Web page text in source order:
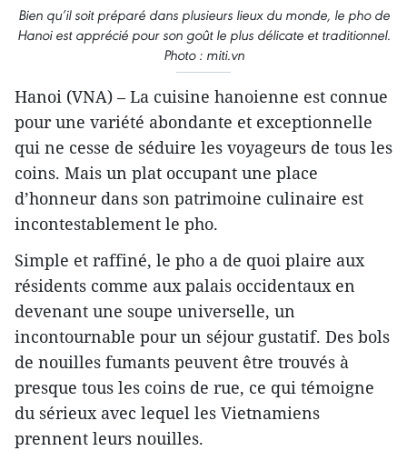
Bien qu’il soit préparé dans plusieurs lieux du monde, le pho de
Hanoi est apprécié pour son goût le plus délicate et traditionnel.
Photo : miti.vn
Hanoi (VNA) – La cuisine hanoienne est connue
pour une variété abondante et exceptionnelle
qui ne cesse de séduire les voyageurs de tous les
coins. Mais un plat occupant une place
d’honneur dans son patrimoine culinaire est
incontestablement le pho.
Simple et raffiné, le pho a de quoi plaire aux
résidents comme aux palais occidentaux en
devenant une soupe universelle, un
incontournable pour un séjour gustatif. Des bols
de nouilles fumants peuvent être trouvés à
presque tous les coins de rue, ce qui témoigne
du sérieux avec lequel les Vietnamiens
prennent leurs nouilles.